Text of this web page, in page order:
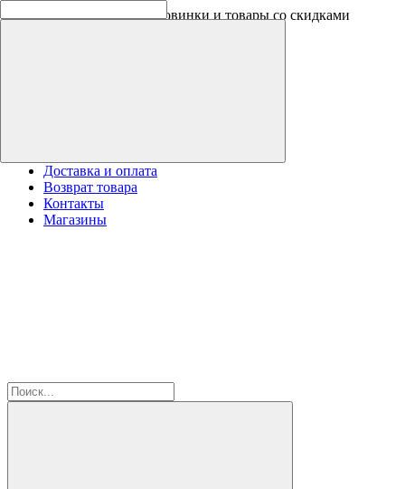
Скидки на новинки до -30%
Доставка и оплата
Возврат товара
Контакты
Магазины